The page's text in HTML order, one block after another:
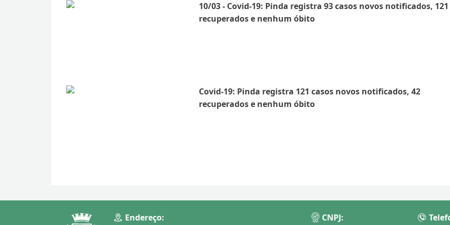
10/03 - Covid-19: Pinda registra 93 casos novos notificados, 121
recuperados e nenhum óbito
Covid-19: Pinda registra 121 casos novos notificados, 42
recuperados e nenhum óbito
Endereço:
CNPJ: